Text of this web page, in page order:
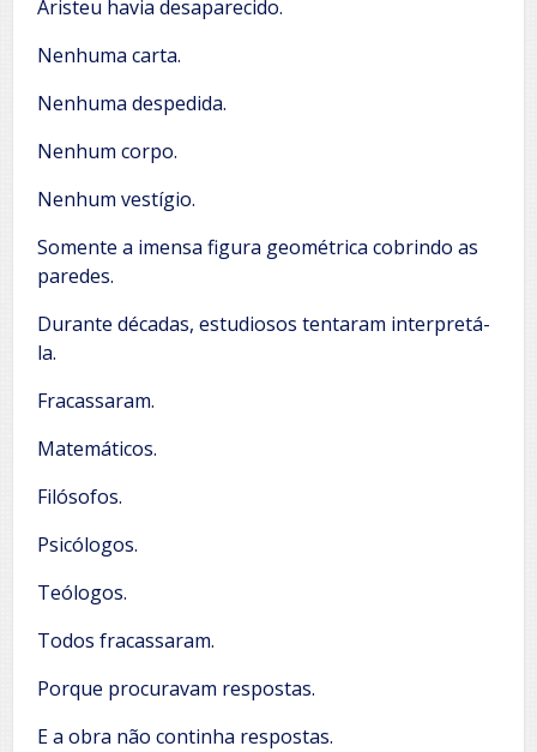
Aristeu havia desaparecido.
Nenhuma carta.
Nenhuma despedida.
Nenhum corpo.
Nenhum vestígio.
Somente a imensa figura geométrica cobrindo as
paredes.
Durante décadas, estudiosos tentaram interpretá-
la.
Fracassaram.
Matemáticos.
Filósofos.
Psicólogos.
Teólogos.
Todos fracassaram.
Porque procuravam respostas.
E a obra não continha respostas.